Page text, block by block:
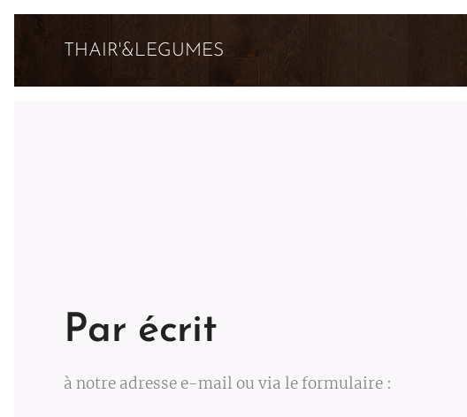
THAIR'&LEGUMES
Par écrit
à notre adresse e-mail ou via le formulaire :